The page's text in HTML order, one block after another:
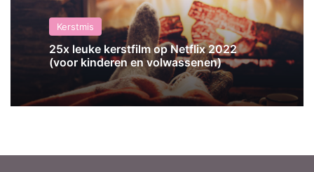
Kerstmis
25x leuke kerstfilm op Netflix 2022
(voor kinderen en volwassenen)